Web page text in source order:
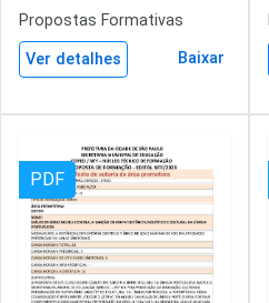
Propostas Formativas
Ver detalhes Baixar
PDF